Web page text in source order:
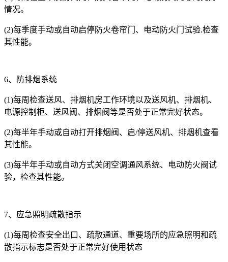
情况。
(2)每季度手动或自动启停防火卷帘门、电动防火门试验.检查
其性能。
6、防排烟系统
(1)每周检查送风、排烟机房工作环境以及送风机、排烟机、
电源控制柜、送风阀、排烟阀等是否处于正常完好状态。
(2)每半年手动或自动打开排烟阀、启/停送风机、排烟机查看
其性能。
(3)每半年手动或自动方式关闭空调通风系统、电动防火阀试
验，检查其性能。
7、应急照明疏散指示
(1)每周检查安全出口、疏散通道、重要场所的应急照明和疏
散指示标志是否处于正常完好使用状态